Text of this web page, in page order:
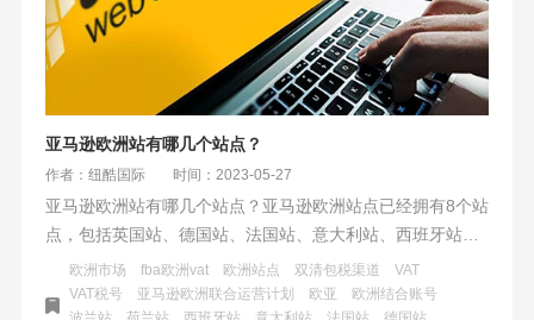
亚马逊欧洲站有哪几个站点？
作者：纽酷国际 时间：2023-05-27
亚马逊欧洲站有哪几个站点？亚马逊欧洲站点已经拥有8个站
点，包括英国站、德国站、法国站、意大利站、西班牙站、
荷兰站、波兰站以及最新开通的瑞典站。这些欧洲站点简称
为欧亚站点，这是继北美站点（美亚）之后的第二大亚马逊
欧洲市场 fba欧洲vat 欧洲站点 双清包税渠道
VAT
VAT税号
亚马逊欧洲联合运营计划 欧亚
欧洲结合账号